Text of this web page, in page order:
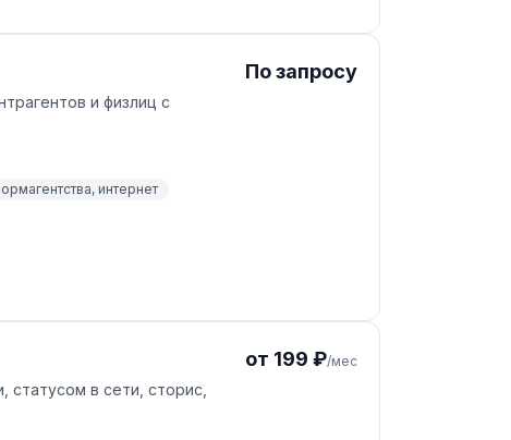
и физлиц с
По запросу
интернет
статусом в сети, сторис,
от 199 ₽/мес